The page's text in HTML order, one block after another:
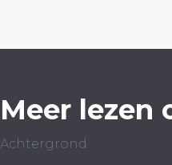
Meer lezen
Achtergrond